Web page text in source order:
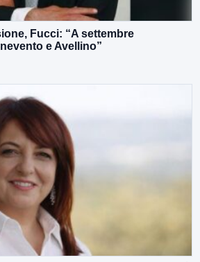
Fucci: “A settembre
e Avellino”